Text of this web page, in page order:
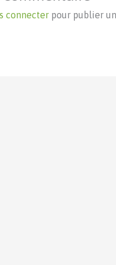
connecterpour publier